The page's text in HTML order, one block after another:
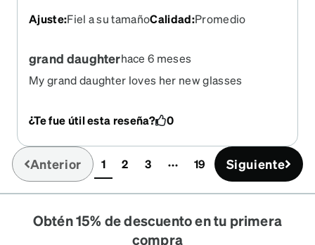
Ajuste:Fiel a su tamañoCalidad:Promedio
grand daughterhace 6 meses
My grand daughter loves her new glasses
¿Te fue útil esta reseña? 0
Anterior 1(current)
2 3 19 Siguiente
Obtén 15% de descuento en tu primera
compra